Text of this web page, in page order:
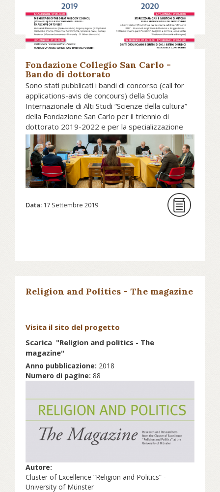
Data:17 Settembre 2019
Fondazione Collegio San Carlo -
Bando di dottorato
Sono stati pubblicati i bandi di concorso (call for
applications-avis de concours) della Scuola
Internazionale di Alti Studi “Scienze della cultura”
della Fondazione San Carlo per il triennio di
dottorato 2019-2022 e per la specializzazione
annuale (2019/2020). La Scuola si caratterizza per
i percorsi di ricerca in Filosofia, Scienze religiose,
Antropologia e Sociologia. Il titolo rilasciato a chi
frequenterà il triennio di perfezionamento è
equipollente al dottorato di ricerca.
Vai alla notizia sul sito della Fondazione
Collegio San Carlo...
Data: 17 Settembre 2019
Religion and Politics - The magazine
Visita il sito del progetto
Scarica "Religion and politics - The
magazine"
Anno pubblicazione: 2018
Numero di pagine: 88
Autore:
Cluster of Excellence “Religion and Politics” -
University of Münster